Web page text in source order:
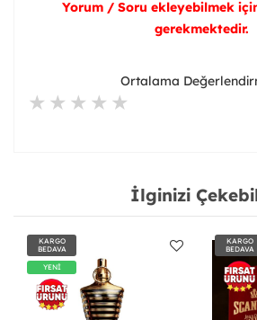
Yorum / Soru ekleyebilmek
gerekmektedir.
Ortalama
İlginizi
KARGO
BEDAVA
KARGO
BEDAVA